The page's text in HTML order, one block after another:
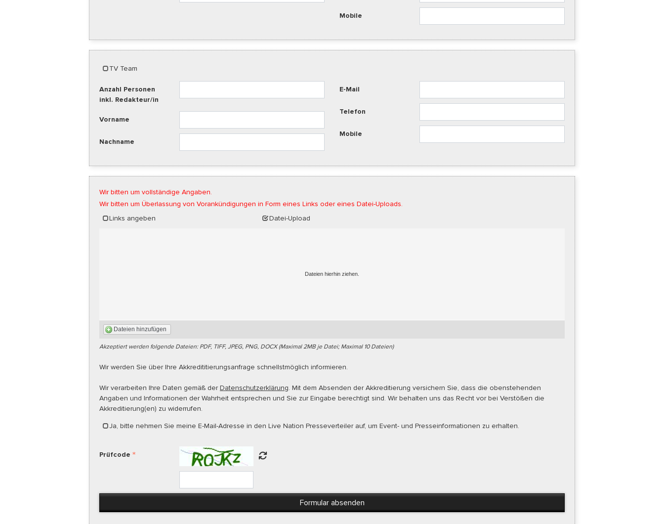
Mobile
TV Team
Anzahl Personen
inkl. Redakteur/in
Vorname
Nachname
E-Mail
Telefon
Mobile
Wir bitten um vollständige Angaben.
Wir bitten um Überlassung von Vorankündigungen in Form eines Links oder eines Datei-Uploads.
Links angeben
Datei-Upload
Dateien hierhin ziehen.
Dateien hinzufügen
Akzeptiert werden folgende Dateien: PDF, TIFF, JPEG, PNG, DOCX (Maximal 2MB je Datei; Maximal 10 Dateien)
Wir werden Sie über Ihre Akkredititierungsanfrage schnellstmöglich informieren.
Wir verarbeiten Ihre Daten gemäß derDatenschutzerklärung. Mit dem Absenden der Akkreditierung versichern Sie, dass die obenstehenden
Angaben und Informationen der Wahrheit entsprechen und Sie zur Eingabe berechtigt sind. Wir behalten uns das Recht vor bei Verstößen die
Akkreditierung(en) zu widerrufen.
Ja, bitte nehmen Sie meine E-Mail-Adresse in den Live Nation Presseverteiler auf, um Event- und Presseinformationen zu erhalten.
Prüfcode
Formular absenden